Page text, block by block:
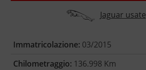
Jaguar usate
Immatricolazione: 03/2015
Chilometraggio: 136.998 Km